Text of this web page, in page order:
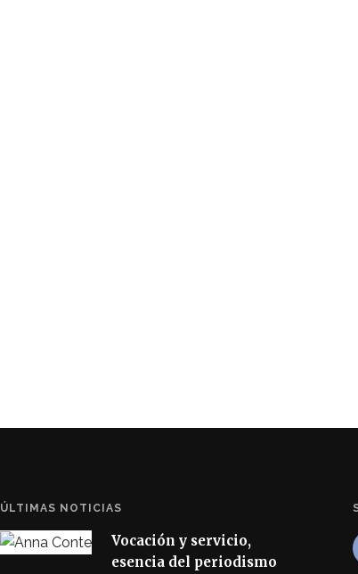
ÚLTIMAS NOTICIAS
Vocación y servicio,
esencia del periodismo